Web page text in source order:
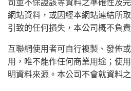
司並不保證該等資料之準確性及
網站資料，或因經本網站連結所
引致的任何損失，本公司概不負責
互聯網使用者可自行複製、發佈
用，唯不能作任何商業用途；使
明資料來源。本公司不會就資料